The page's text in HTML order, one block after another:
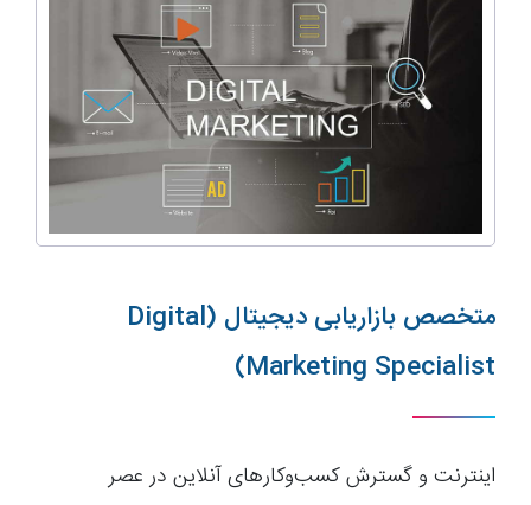
متخصص بازاریابی دیجیتال (Digital
Marketing Specialist)
اینترنت و گسترش کسب‌وکارهای آنلاین در عصر